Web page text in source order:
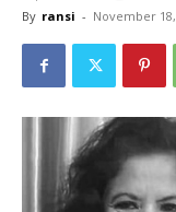
By ransi - November